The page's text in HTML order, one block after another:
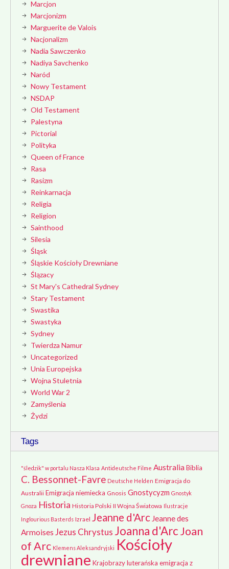
Marcjon
Marcjonizm
Marguerite de Valois
Nacjonalizm
Nadia Sawczenko
Nadiya Savchenko
Naród
Nowy Testament
NSDAP
Old Testament
Palestyna
Pictorial
Polityka
Queen of France
Rasa
Rasizm
Reinkarnacja
Religia
Religion
Sainthood
Silesia
Śląsk
Śląskie Kościoły Drewniane
Ślązacy
St Mary's Cathedral Sydney
Stary Testament
Swastika
Swastyka
Sydney
Twierdza Namur
Uncategorized
Unia Europejska
Wojna Stuletnia
World War 2
Zamyślenia
Żydzi
Tags
"śledzik" w portalu Nasza Klasa Antideutsche Filme AustraliaBiblia
C. Bessonnet-Favre Deutsche Helden Emigracja do
Australii Emigracja niemiecka Gnosis Gnostycyzm Gnostyk
Gnoza Historia Historia Polski II Wojna Światowa Ilustracje
Inglourious Basterds Izrael Jeanne d'Arc Jeanne des
Armoises Jezus Chrystus Joanna d'ArcJoan
of Arc Klemens Aleksandryjski Kościoły
drewniane Krajobrazyluterańska emigracja z